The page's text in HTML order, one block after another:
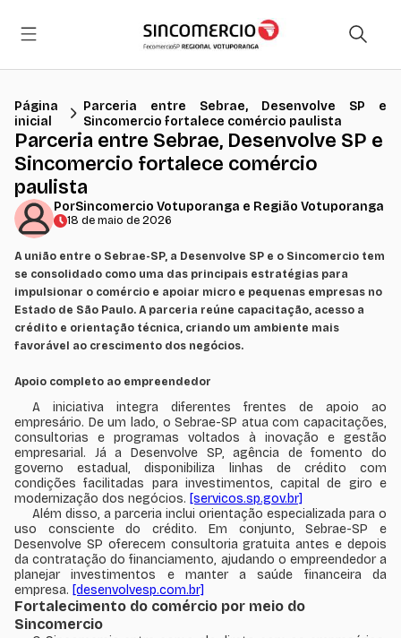
Página
inicial
Parceria entre Sebrae, Desenvolve SP e
Sincomercio fortalece comércio paulista
Parceria entre Sebrae, Desenvolve SP e
Sincomercio fortalece comércio
paulista
PorSincomercio Votuporanga e Região Votuporanga
18 de maio de 2026
A união entre o Sebrae-SP, a Desenvolve SP e o Sincomercio tem
se consolidado como uma das principais estratégias para
impulsionar o comércio e apoiar micro e pequenas empresas no
Estado de São Paulo. A parceria reúne capacitação, acesso a
crédito e orientação técnica, criando um ambiente mais
favorável ao crescimento dos negócios.
Apoio completo ao empreendedor
A iniciativa integra diferentes frentes de apoio ao
empresário. De um lado, o Sebrae-SP atua com capacitações,
consultorias e programas voltados à inovação e gestão
empresarial. Já a Desenvolve SP, agência de fomento do
governo estadual, disponibiliza linhas de crédito com
condições facilitadas para investimentos, capital de giro e
modernização dos negócios. [servicos.sp.gov.br]
Além disso, a parceria inclui orientação especializada para o
uso consciente do crédito. Em conjunto, Sebrae-SP e
Desenvolve SP oferecem consultoria gratuita antes e depois
da contratação do financiamento, ajudando o empreendedor a
planejar investimentos e manter a saúde financeira da
empresa. [desenvolvesp.com.br]
Fortalecimento do comércio por meio do
Sincomercio